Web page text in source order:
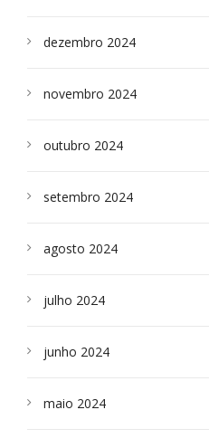
dezembro 2024
novembro 2024
outubro 2024
setembro 2024
agosto 2024
julho 2024
junho 2024
maio 2024